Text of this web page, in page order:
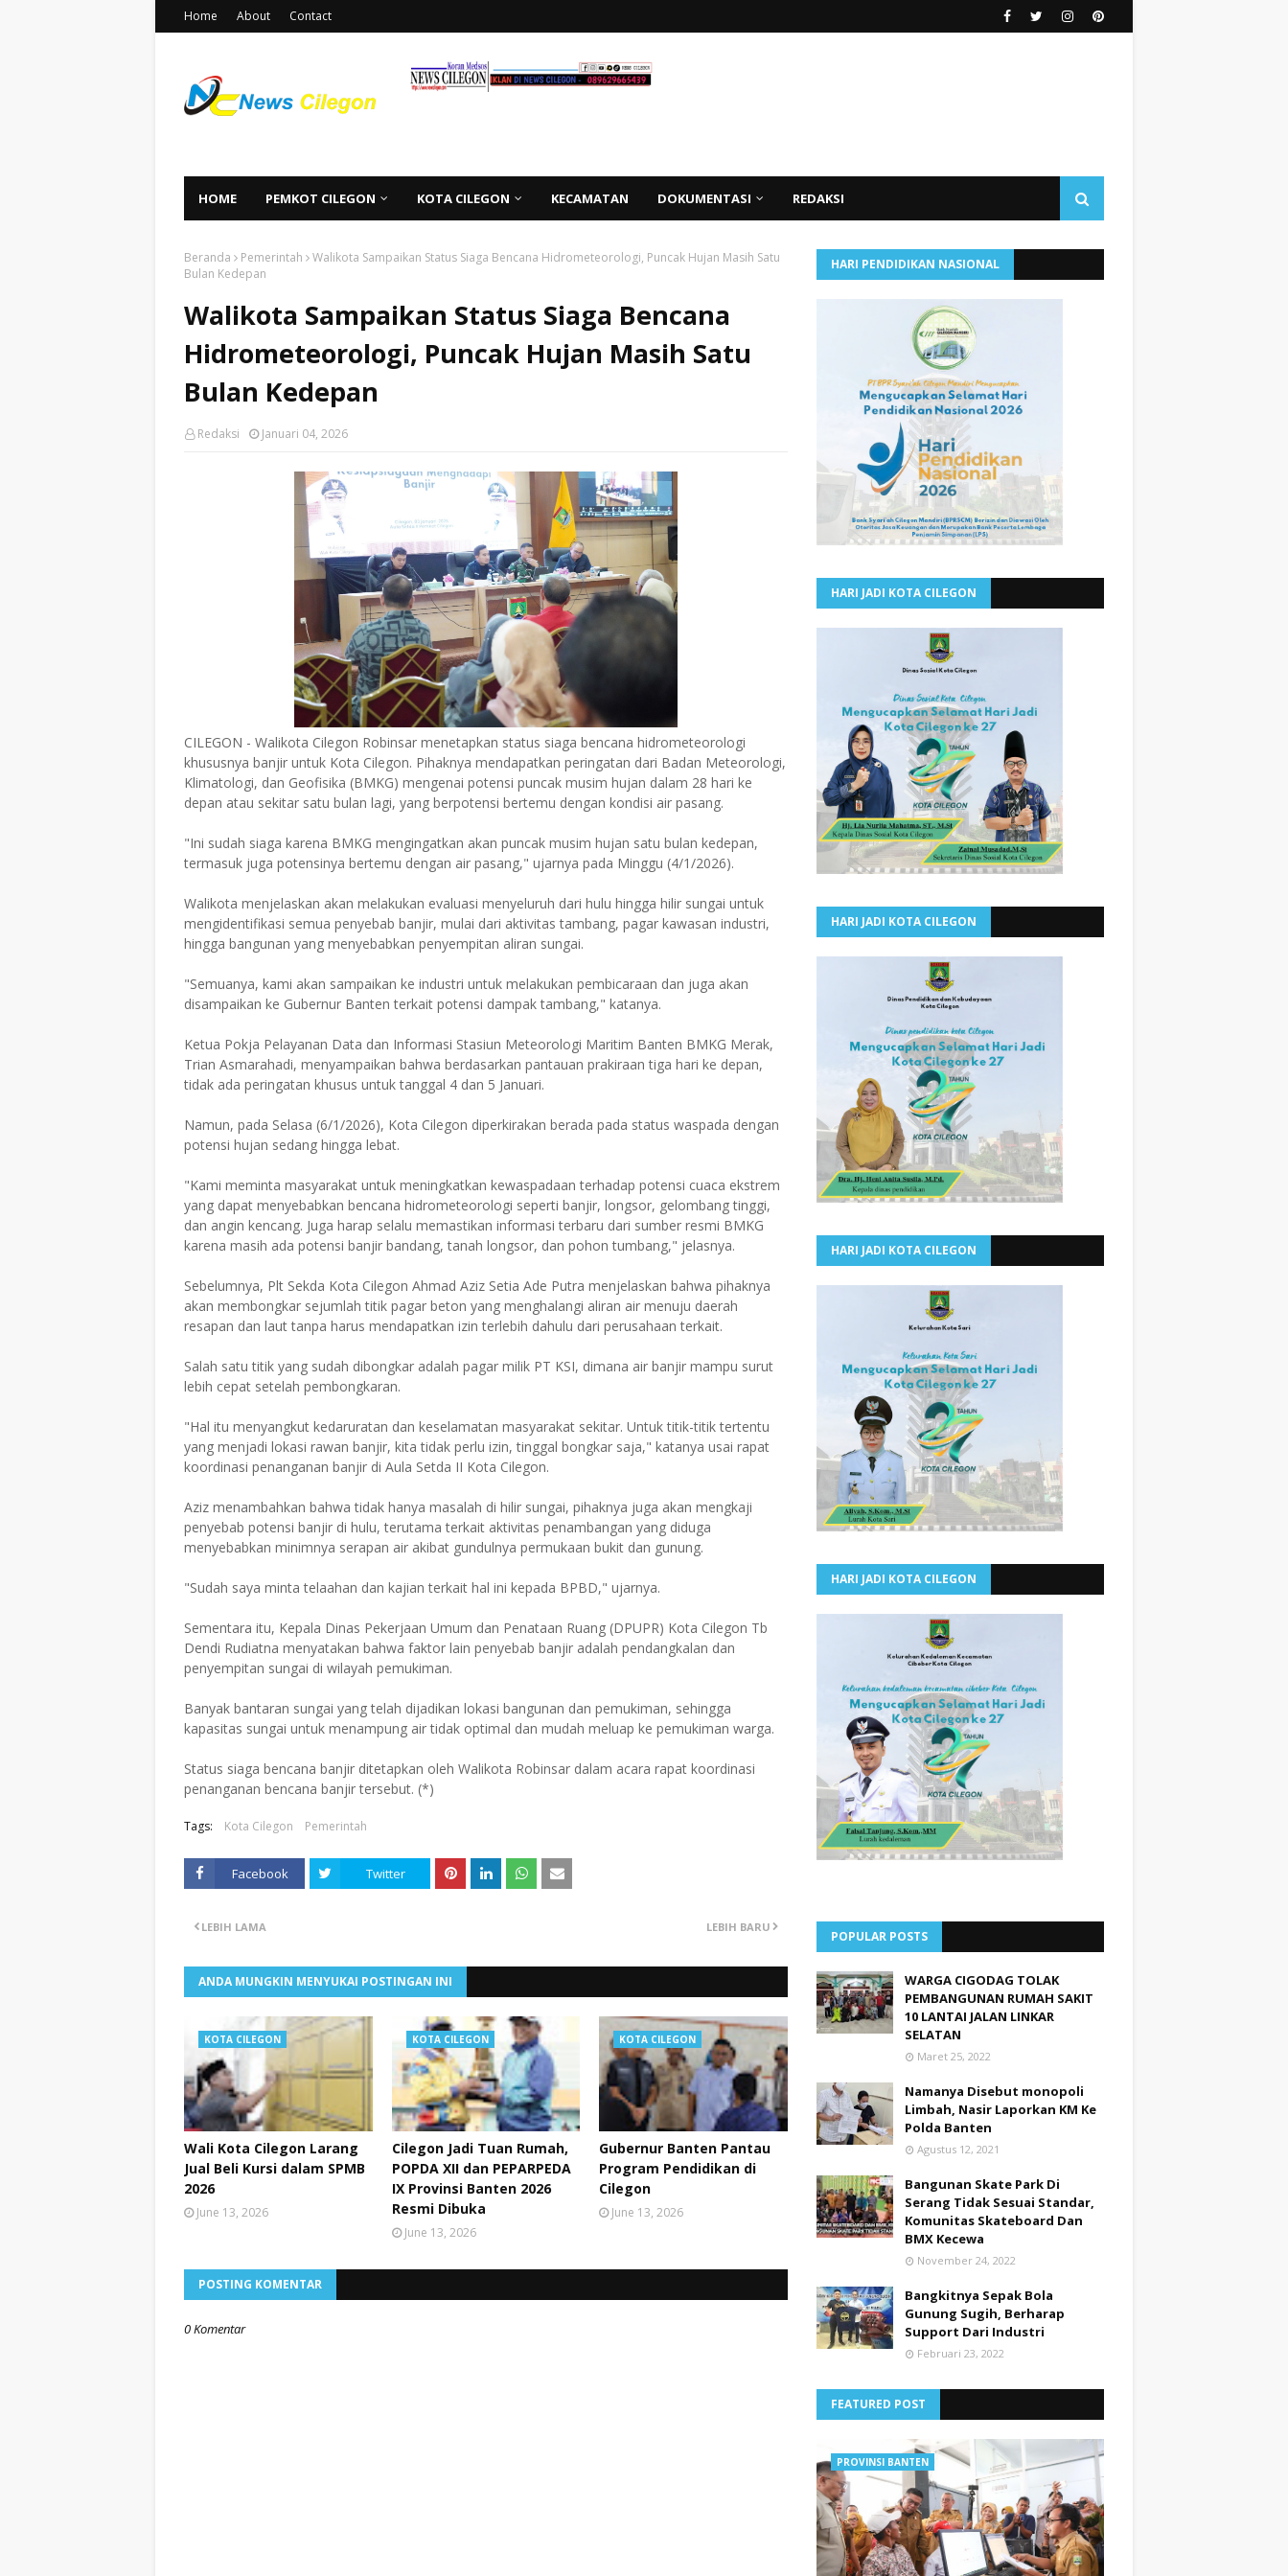
Home About Contact
HOME PEMKOT CILEGON KOTA CILEGON KECAMATAN DOKUMENTASI REDAKSI
Beranda Pemerintah
Walikota Sampaikan Status Siaga Bencana Hidrometeorologi, Puncak Hujan Masih Satu
Bulan Kedepan
Walikota Sampaikan Status Siaga Bencana
Hidrometeorologi, Puncak Hujan Masih Satu
Bulan Kedepan
Redaksi Januari 04, 2026
CILEGON - Walikota Cilegon Robinsar menetapkan status siaga bencana hidrometeorologi
khususnya banjir untuk Kota Cilegon. Pihaknya mendapatkan peringatan dari Badan Meteorologi,
Klimatologi, dan Geofisika (BMKG) mengenai potensi puncak musim hujan dalam 28 hari ke
depan atau sekitar satu bulan lagi, yang berpotensi bertemu dengan kondisi air pasang.
"Ini sudah siaga karena BMKG mengingatkan akan puncak musim hujan satu bulan kedepan,
termasuk juga potensinya bertemu dengan air pasang," ujarnya pada Minggu (4/1/2026).
Walikota menjelaskan akan melakukan evaluasi menyeluruh dari hulu hingga hilir sungai untuk
mengidentifikasi semua penyebab banjir, mulai dari aktivitas tambang, pagar kawasan industri,
hingga bangunan yang menyebabkan penyempitan aliran sungai.
"Semuanya, kami akan sampaikan ke industri untuk melakukan pembicaraan dan juga akan
disampaikan ke Gubernur Banten terkait potensi dampak tambang," katanya.
Ketua Pokja Pelayanan Data dan Informasi Stasiun Meteorologi Maritim Banten BMKG Merak,
Trian Asmarahadi, menyampaikan bahwa berdasarkan pantauan prakiraan tiga hari ke depan,
tidak ada peringatan khusus untuk tanggal 4 dan 5 Januari.
Namun, pada Selasa (6/1/2026), Kota Cilegon diperkirakan berada pada status waspada dengan
potensi hujan sedang hingga lebat.
"Kami meminta masyarakat untuk meningkatkan kewaspadaan terhadap potensi cuaca ekstrem
yang dapat menyebabkan bencana hidrometeorologi seperti banjir, longsor, gelombang tinggi,
dan angin kencang. Juga harap selalu memastikan informasi terbaru dari sumber resmi BMKG
karena masih ada potensi banjir bandang, tanah longsor, dan pohon tumbang," jelasnya.
Sebelumnya, Plt Sekda Kota Cilegon Ahmad Aziz Setia Ade Putra menjelaskan bahwa pihaknya
akan membongkar sejumlah titik pagar beton yang menghalangi aliran air menuju daerah
resapan dan laut tanpa harus mendapatkan izin terlebih dahulu dari perusahaan terkait.
Salah satu titik yang sudah dibongkar adalah pagar milik PT KSI, dimana air banjir mampu surut
lebih cepat setelah pembongkaran.
"Hal itu menyangkut kedaruratan dan keselamatan masyarakat sekitar. Untuk titik-titik tertentu
yang menjadi lokasi rawan banjir, kita tidak perlu izin, tinggal bongkar saja," katanya usai rapat
koordinasi penanganan banjir di Aula Setda II Kota Cilegon.
Aziz menambahkan bahwa tidak hanya masalah di hilir sungai, pihaknya juga akan mengkaji
penyebab potensi banjir di hulu, terutama terkait aktivitas penambangan yang diduga
menyebabkan minimnya serapan air akibat gundulnya permukaan bukit dan gunung.
"Sudah saya minta telaahan dan kajian terkait hal ini kepada BPBD," ujarnya.
Sementara itu, Kepala Dinas Pekerjaan Umum dan Penataan Ruang (DPUPR) Kota Cilegon Tb
Dendi Rudiatna menyatakan bahwa faktor lain penyebab banjir adalah pendangkalan dan
penyempitan sungai di wilayah pemukiman.
Banyak bantaran sungai yang telah dijadikan lokasi bangunan dan pemukiman, sehingga
kapasitas sungai untuk menampung air tidak optimal dan mudah meluap ke pemukiman warga.
Status siaga bencana banjir ditetapkan oleh Walikota Robinsar dalam acara rapat koordinasi
penanganan bencana banjir tersebut. (*)
Tags: Kota Cilegon Pemerintah
Facebook Twitter
LEBIH BARU
LEBIH LAMA
ANDA MUNGKIN MENYUKAI POSTINGAN INI
KOTA CILEGON
Wali Kota Cilegon Larang
Jual Beli Kursi dalam SPMB
2026
June 13, 2026
KOTA CILEGON
Cilegon Jadi Tuan Rumah,
POPDA XII dan PEPARPEDA
IX Provinsi Banten 2026
Resmi Dibuka
June 13, 2026
KOTA CILEGON
Gubernur Banten Pantau
Program Pendidikan di
Cilegon
June 13, 2026
POSTING KOMENTAR
0 Komentar
HARI PENDIDIKAN NASIONAL
HARI JADI KOTA CILEGON
HARI JADI KOTA CILEGON
HARI JADI KOTA CILEGON
HARI JADI KOTA CILEGON
POPULAR POSTS
WARGA CIGODAG TOLAK
PEMBANGUNAN RUMAH SAKIT
10 LANTAI JALAN LINKAR
SELATAN
Maret 25, 2022
Namanya Disebut monopoli
Limbah, Nasir Laporkan KM Ke
Polda Banten
Agustus 12, 2021
Bangunan Skate Park Di
Serang Tidak Sesuai Standar,
Komunitas Skateboard Dan
BMX Kecewa
November 24, 2022
Bangkitnya Sepak Bola
Gunung Sugih, Berharap
Support Dari Industri
Februari 23, 2022
FEATURED POST
PROVINSI BANTEN